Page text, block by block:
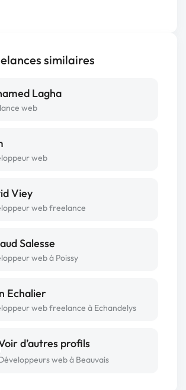
similaires
Lagha
web
web
Viey
web freelance
Salesse
web à Poissy
Echalier
web freelance à Echandelys
d’autres profils
web à Beauvais